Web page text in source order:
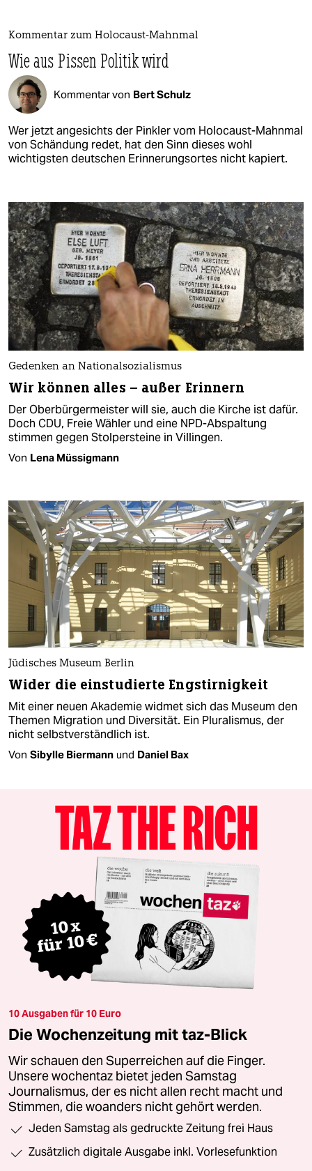
Kommentar zum Holocaust-Mahnmal
Wie aus Pissen Politik wird
Kommentar von Bert Schulz
Wer jetzt angesichts der Pinkler vom Holocaust-Mahnmal
von Schändung redet, hat den Sinn dieses wohl
wichtigsten deutschen Erinnerungsortes nicht kapiert.
Gedenken an Nationalsozialismus
Wir können alles – außer Erinnern
Der Oberbürgermeister will sie, auch die Kirche ist dafür.
Doch CDU, Freie Wähler und eine NPD-Abspaltung
stimmen gegen Stolpersteine in Villingen.
Von Lena Müssigmann
Jüdisches Museum Berlin
Wider die einstudierte Engstirnigkeit
Mit einer neuen Akademie widmet sich das Museum den
Themen Migration und Diversität. Ein Pluralismus, der
nicht selbstverständlich ist.
Von Sibylle Biermann und Daniel Bax
10 Ausgaben für 10 Euro
Die Wochenzeitung mit taz-Blick
Wir schauen den Superreichen auf die Finger.
Unsere wochentaz bietet jeden Samstag
Journalismus, der es nicht allen recht macht und
Stimmen, die woanders nicht gehört werden.
Jeden Samstag als gedruckte Zeitung frei Haus
Zusätzlich digitale Ausgabe inkl. Vorlesefunktion